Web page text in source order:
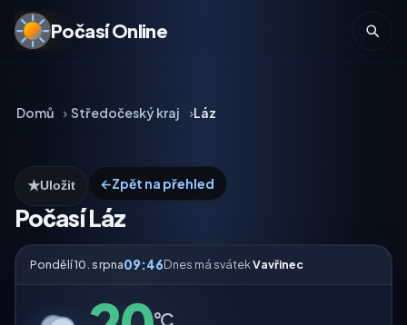
Počasí Online
Domů Středočeský kraj Láz
←Zpět na přehled
Počasí Láz
★Uložit
Pondělí 10. srpna09:46Dnes má svátekVavřinec
°C